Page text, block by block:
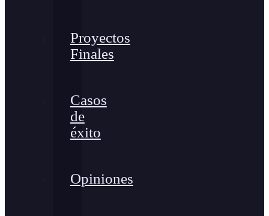
Proyectos
Finales
Casos
de
éxito
Opiniones